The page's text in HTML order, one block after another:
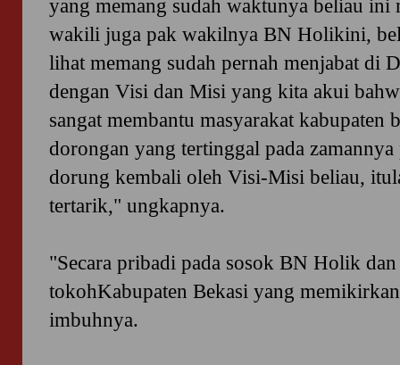
yang memang sudah waktunya beliau ini
wakili juga pak wakilnya BN Holikini,
lihat memang sudah pernah menjabat di
dengan Visi dan Misi yang kita akui
sangat membantu masyarakat kabupaten
dorongan yang tertinggal pada
dorung kembali oleh Visi-Misi beliau,
tertarik," ungkapnya.
"Secara pribadi pada sosok BN Holik
tokohKabupaten Bekasi yang
imbuhnya.